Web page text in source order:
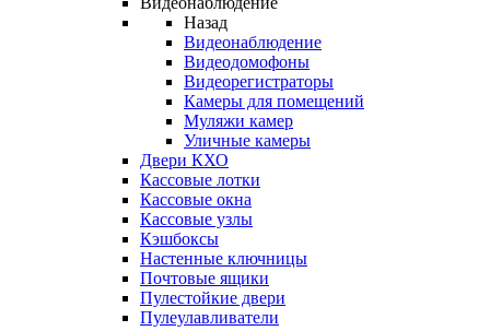
Назад
Видеонаблюдение
Видеодомофоны
Видеорегистраторы
Камеры для помещений
Муляжи камер
Уличные камеры
Двери КХО
Кассовые лотки
Кассовые окна
Кассовые узлы
Кэшбоксы
Настенные ключницы
Почтовые ящики
Пулестойкие двери
Пулеулавливатели